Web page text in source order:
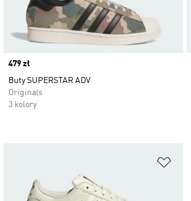
Price
479 zł
Buty SUPERSTAR ADV
Originals
3 kolory